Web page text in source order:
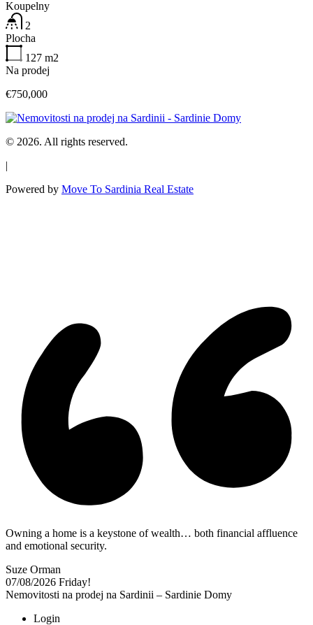
Koupelny
2
Plocha
127 m2
Na prodej
€750,000
© 2026. All rights reserved.
|
Powered by Move To Sardinia Real Estate
Owning a home is a keystone of wealth… both financial affluence
and emotional security.
Suze Orman
07/08/2026 Friday!
Nemovitosti na prodej na Sardinii – Sardinie Domy
Login